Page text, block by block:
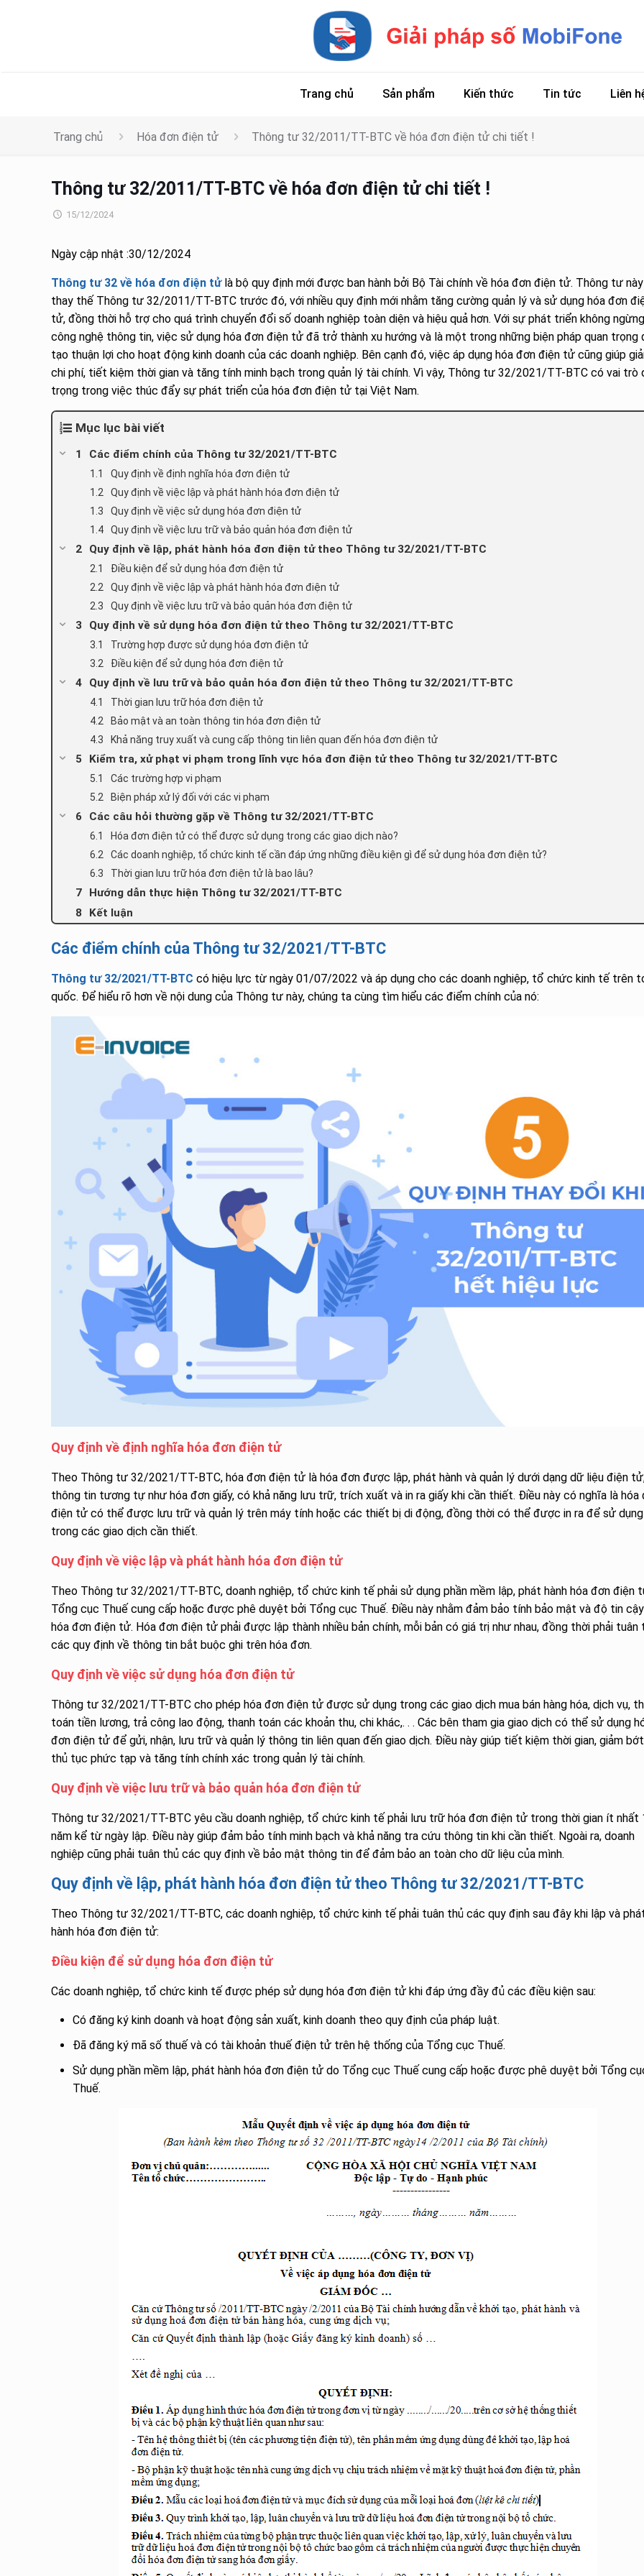
Trang chủ Sản phẩm Kiến thức Tin tức Liên
Trang chủ Hóa đơn điện tử Thông tư 32/2011/TT-BTC về hóa đơn điện tử chi tiết !
Thông tư 32/2011/TT-BTC về hóa đơn điện tử chi tiết !
15/12/2024
Ngày cập nhật :30/12/2024
Thông tư 32 về hóa đơn điện tửlà bộ quy định mới được ban hành bởi Bộ Tài chính về hóa đơn điện tử. Thông tư này
thay thế Thông tư 32/2011/TT-BTC trước đó, với nhiều quy định mới nhằm tăng cường quản lý và sử dụng hóa đơn
tử, đồng thời hỗ trợ cho quá trình chuyển đổi số doanh nghiệp toàn diện và hiệu quả hơn. Với sự phát triển không
công nghệ thông tin, việc sử dụng hóa đơn điện tử đã trở thành xu hướng và là một trong những biện pháp quan trọng
tạo thuận lợi cho hoạt động kinh doanh của các doanh nghiệp. Bên cạnh đó, việc áp dụng hóa đơn điện tử cũng giúp
chi phí, tiết kiệm thời gian và tăng tính minh bạch trong quản lý tài chính. Vì vậy, Thông tư 32/2021/TT-BTC có vai trò
trọng trong việc thúc đẩy sự phát triển của hóa đơn điện tử tại Việt Nam.
Mục lục bài viết
Các điểm chính của Thông tư 32/2021/TT-BTC
Quy định về định nghĩa hóa đơn điện tử
Quy định về việc lập và phát hành hóa đơn điện tử
Quy định về việc sử dụng hóa đơn điện tử
Quy định về việc lưu trữ và bảo quản hóa đơn điện tử
Quy định về lập, phát hành hóa đơn điện tử theo Thông tư 32/2021/TT-BTC
Điều kiện để sử dụng hóa đơn điện tử
Quy định về việc lập và phát hành hóa đơn điện tử
Quy định về việc lưu trữ và bảo quản hóa đơn điện tử
Quy định về sử dụng hóa đơn điện tử theo Thông tư 32/2021/TT-BTC
Trường hợp được sử dụng hóa đơn điện tử
Điều kiện để sử dụng hóa đơn điện tử
Quy định về lưu trữ và bảo quản hóa đơn điện tử theo Thông tư 32/2021/TT-BTC
Thời gian lưu trữ hóa đơn điện tử
Bảo mật và an toàn thông tin hóa đơn điện tử
Khả năng truy xuất và cung cấp thông tin liên quan đến hóa đơn điện tử
Kiểm tra, xử phạt vi phạm trong lĩnh vực hóa đơn điện tử theo Thông tư 32/2021/TT-BTC
Các trường hợp vi phạm
Biện pháp xử lý đối với các vi phạm
Các câu hỏi thường gặp về Thông tư 32/2021/TT-BTC
Hóa đơn điện tử có thể được sử dụng trong các giao dịch nào?
Các doanh nghiệp, tổ chức kinh tế cần đáp ứng những điều kiện gì để sử dụng hóa đơn điện tử?
Thời gian lưu trữ hóa đơn điện tử là bao lâu?
Hướng dẫn thực hiện Thông tư 32/2021/TT-BTC
Kết luận
Các điểm chính của Thông tư 32/2021/TT-BTC
Thông tư 32/2021/TT-BTC có hiệu lực từ ngày 01/07/2022 và áp dụng cho các doanh nghiệp, tổ chức kinh tế trên
quốc. Để hiểu rõ hơn về nội dung của Thông tư này, chúng ta cùng tìm hiểu các điểm chính của nó:
Quy định về định nghĩa hóa đơn điện tử
Theo Thông tư 32/2021/TT-BTC, hóa đơn điện tử là hóa đơn được lập, phát hành và quản lý dưới dạng dữ liệu điện
thông tin tương tự như hóa đơn giấy, có khả năng lưu trữ, trích xuất và in ra giấy khi cần thiết. Điều này có nghĩa là hóa
điện tử có thể được lưu trữ và quản lý trên máy tính hoặc các thiết bị di động, đồng thời có thể được in ra để sử dụng
trong các giao dịch cần thiết.
Quy định về việc lập và phát hành hóa đơn điện tử
Theo Thông tư 32/2021/TT-BTC, doanh nghiệp, tổ chức kinh tế phải sử dụng phần mềm lập, phát hành hóa đơn điện
Tổng cục Thuế cung cấp hoặc được phê duyệt bởi Tổng cục Thuế. Điều này nhằm đảm bảo tính bảo mật và độ tin
hóa đơn điện tử. Hóa đơn điện tử phải được lập thành nhiều bản chính, mỗi bản có giá trị như nhau, đồng thời phải tuân
các quy định về thông tin bắt buộc ghi trên hóa đơn.
Quy định về việc sử dụng hóa đơn điện tử
Thông tư 32/2021/TT-BTC cho phép hóa đơn điện tử được sử dụng trong các giao dịch mua bán hàng hóa, dịch vụ,
toán tiền lương, trả công lao động, thanh toán các khoản thu, chi khác,. . . Các bên tham gia giao dịch có thể sử dụng
đơn điện tử để gửi, nhận, lưu trữ và quản lý thông tin liên quan đến giao dịch. Điều này giúp tiết kiệm thời gian, giảm
thủ tục phức tạp và tăng tính chính xác trong quản lý tài chính.
Quy định về việc lưu trữ và bảo quản hóa đơn điện tử
Thông tư 32/2021/TT-BTC yêu cầu doanh nghiệp, tổ chức kinh tế phải lưu trữ hóa đơn điện tử trong thời gian ít nhất
năm kể từ ngày lập. Điều này giúp đảm bảo tính minh bạch và khả năng tra cứu thông tin khi cần thiết. Ngoài ra, doanh
nghiệp cũng phải tuân thủ các quy định về bảo mật thông tin để đảm bảo an toàn cho dữ liệu của mình.
Quy định về lập, phát hành hóa đơn điện tử theo Thông tư 32/2021/TT-BTC
Theo Thông tư 32/2021/TT-BTC, các doanh nghiệp, tổ chức kinh tế phải tuân thủ các quy định sau đây khi lập và
hành hóa đơn điện tử:
Điều kiện để sử dụng hóa đơn điện tử
Các doanh nghiệp, tổ chức kinh tế được phép sử dụng hóa đơn điện tử khi đáp ứng đầy đủ các điều kiện sau:
Có đăng ký kinh doanh và hoạt động sản xuất, kinh doanh theo quy định của pháp luật.
Đã đăng ký mã số thuế và có tài khoản thuế điện tử trên hệ thống của Tổng cục Thuế.
Sử dụng phần mềm lập, phát hành hóa đơn điện tử do Tổng cục Thuế cung cấp hoặc được phê duyệt bởi Tổng
Thuế.